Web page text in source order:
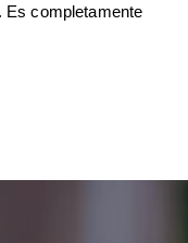
Es completamente